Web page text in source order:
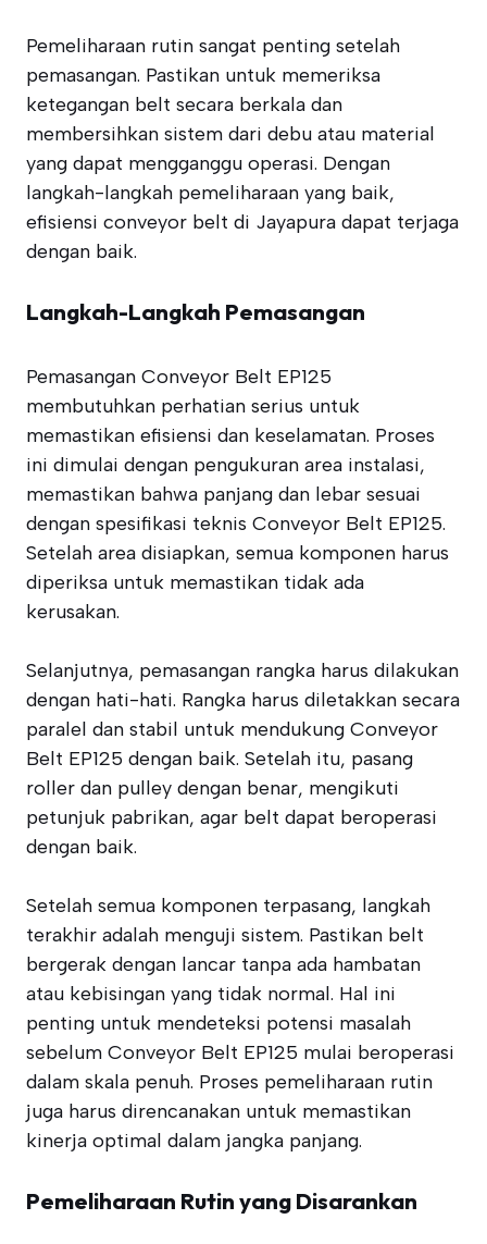
Pemeliharaan rutin sangat penting setelah
pemasangan. Pastikan untuk memeriksa
ketegangan belt secara berkala dan
membersihkan sistem dari debu atau material
yang dapat mengganggu operasi. Dengan
langkah-langkah pemeliharaan yang baik,
efisiensi conveyor belt di Jayapura dapat terjaga
dengan baik.
Langkah-Langkah Pemasangan
Pemasangan Conveyor Belt EP125
membutuhkan perhatian serius untuk
memastikan efisiensi dan keselamatan. Proses
ini dimulai dengan pengukuran area instalasi,
memastikan bahwa panjang dan lebar sesuai
dengan spesifikasi teknis Conveyor Belt EP125.
Setelah area disiapkan, semua komponen harus
diperiksa untuk memastikan tidak ada
kerusakan.
Selanjutnya, pemasangan rangka harus dilakukan
dengan hati-hati. Rangka harus diletakkan secara
paralel dan stabil untuk mendukung Conveyor
Belt EP125 dengan baik. Setelah itu, pasang
roller dan pulley dengan benar, mengikuti
petunjuk pabrikan, agar belt dapat beroperasi
dengan baik.
Setelah semua komponen terpasang, langkah
terakhir adalah menguji sistem. Pastikan belt
bergerak dengan lancar tanpa ada hambatan
atau kebisingan yang tidak normal. Hal ini
penting untuk mendeteksi potensi masalah
sebelum Conveyor Belt EP125 mulai beroperasi
dalam skala penuh. Proses pemeliharaan rutin
juga harus direncanakan untuk memastikan
kinerja optimal dalam jangka panjang.
Pemeliharaan Rutin yang Disarankan